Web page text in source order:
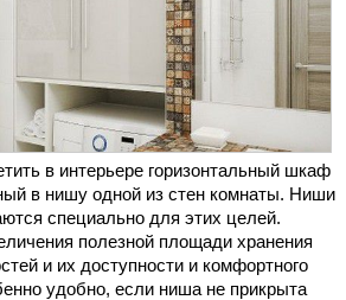
в интерьере горизонтальный шкаф
в нишу одной из стен комнаты. Ниши
специально для этих целей.
полезной площади хранения
и их доступности и комфортного
удобно, если ниша не прикрыта